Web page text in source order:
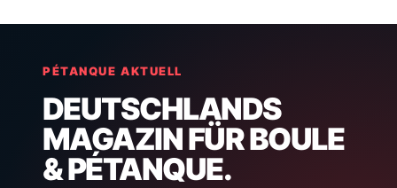
PÉTANQUE AKTUELL
DEUTSCHLANDS
MAGAZIN FÜR BOULE
& PÉTANQUE.